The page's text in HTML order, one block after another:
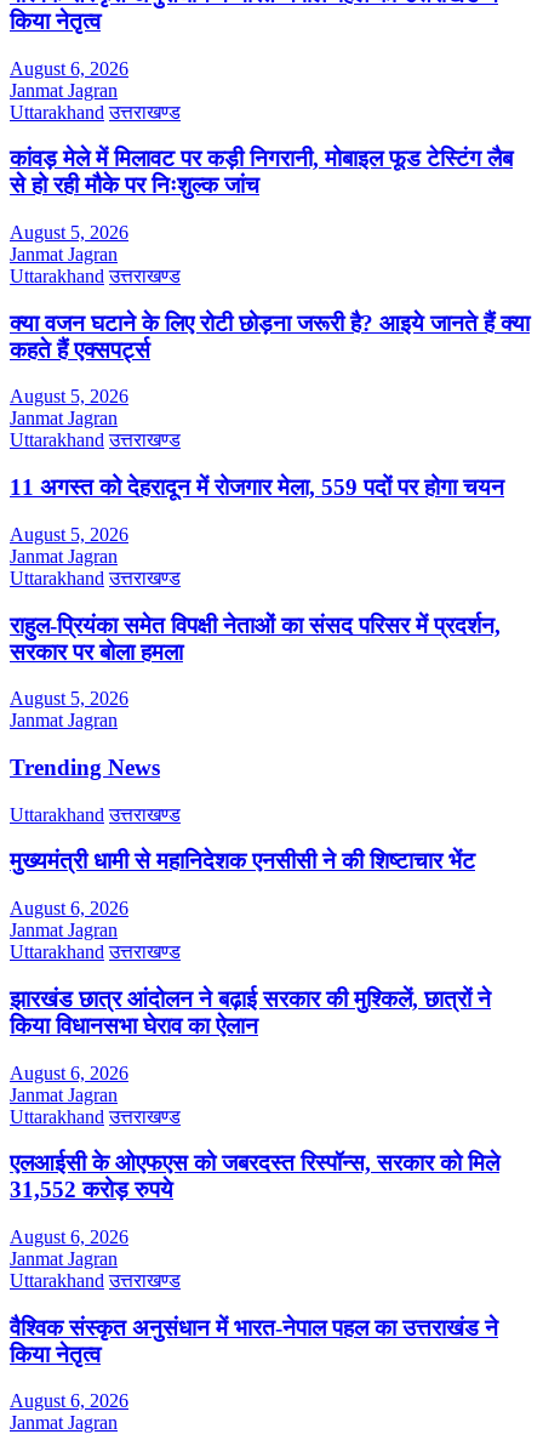
किया नेतृत्व
August 6, 2026
Janmat Jagran
Uttarakhand उत्तराखण्ड
कांवड़ मेले में मिलावट पर कड़ी निगरानी, मोबाइल फूड टेस्टिंग लैब
से हो रही मौके पर निःशुल्क जांच
August 5, 2026
Janmat Jagran
Uttarakhand उत्तराखण्ड
क्या वजन घटाने के लिए रोटी छोड़ना जरूरी है? आइये जानते हैं क्या
कहते हैं एक्सपर्ट्स
August 5, 2026
Janmat Jagran
Uttarakhand उत्तराखण्ड
11 अगस्त को देहरादून में रोजगार मेला, 559 पदों पर होगा चयन
August 5, 2026
Janmat Jagran
Uttarakhand उत्तराखण्ड
राहुल-प्रियंका समेत विपक्षी नेताओं का संसद परिसर में प्रदर्शन,
सरकार पर बोला हमला
August 5, 2026
Janmat Jagran
Trending News
Uttarakhand उत्तराखण्ड
मुख्यमंत्री धामी से महानिदेशक एनसीसी ने की शिष्टाचार भेंट
August 6, 2026
Janmat Jagran
Uttarakhand उत्तराखण्ड
झारखंड छात्र आंदोलन ने बढ़ाई सरकार की मुश्किलें, छात्रों ने
किया विधानसभा घेराव का ऐलान
August 6, 2026
Janmat Jagran
Uttarakhand उत्तराखण्ड
एलआईसी के ओएफएस को जबरदस्त रिस्पॉन्स, सरकार को मिले
31,552 करोड़ रुपये
August 6, 2026
Janmat Jagran
Uttarakhand उत्तराखण्ड
वैश्विक संस्कृत अनुसंधान में भारत-नेपाल पहल का उत्तराखंड ने
किया नेतृत्व
August 6, 2026
Janmat Jagran